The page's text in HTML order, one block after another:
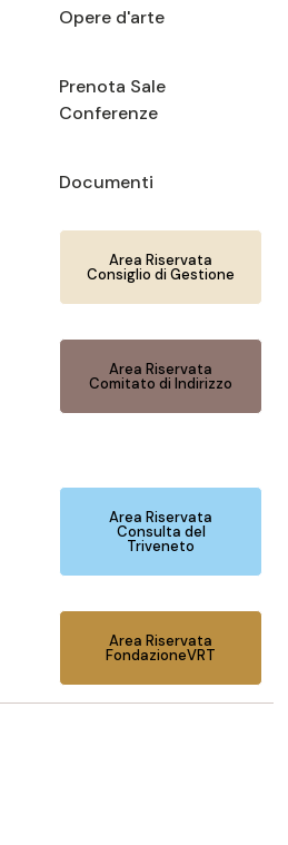
Opere d'arte
Prenota Sale
Conferenze
Documenti
Area Riservata
Consiglio di Gestione
Area Riservata
Comitato di Indirizzo
Area Riservata
Consulta del
Triveneto
Area Riservata
FondazioneVRT